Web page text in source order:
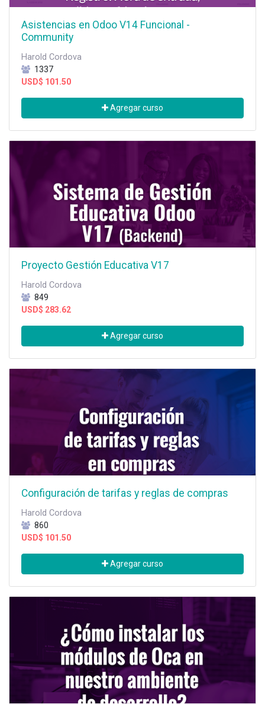
Asistencias en Odoo V14 Funcional -
Community
Harold Cordova
1337
USD$ 101.50
Agregar curso
Proyecto Gestión Educativa V17
Harold Cordova
849
USD$ 283.62
Agregar curso
Configuración de tarifas y reglas de compras
Harold Cordova
860
USD$ 101.50
Agregar curso